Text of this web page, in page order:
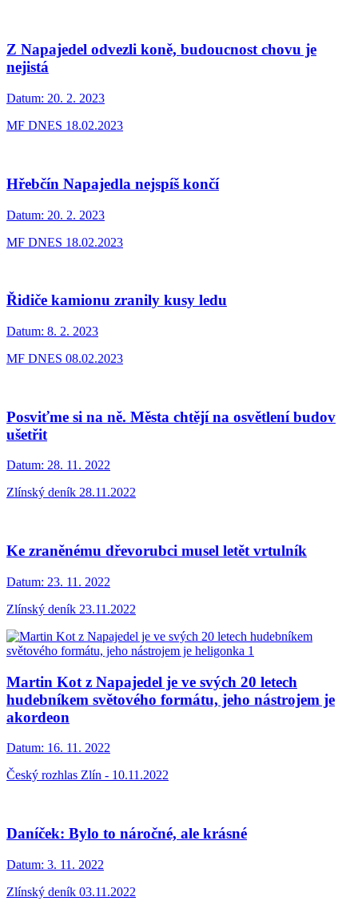
Z Napajedel odvezli koně, budoucnost chovu je
nejistá
Datum: 20. 2. 2023
MF DNES 18.02.2023
Hřebčín Napajedla nejspíš končí
Datum: 20. 2. 2023
MF DNES 18.02.2023
Řidiče kamionu zranily kusy ledu
Datum: 8. 2. 2023
MF DNES 08.02.2023
Posviťme si na ně. Města chtějí na osvětlení budov
ušetřit
Datum: 28. 11. 2022
Zlínský deník 28.11.2022
Ke zraněnému dřevorubci musel letět vrtulník
Datum: 23. 11. 2022
Zlínský deník 23.11.2022
Martin Kot z Napajedel je ve svých 20 letech
hudebníkem světového formátu, jeho nástrojem je
akordeon
Datum: 16. 11. 2022
Český rozhlas Zlín - 10.11.2022
Daníček: Bylo to náročné, ale krásné
Datum: 3. 11. 2022
Zlínský deník 03.11.2022